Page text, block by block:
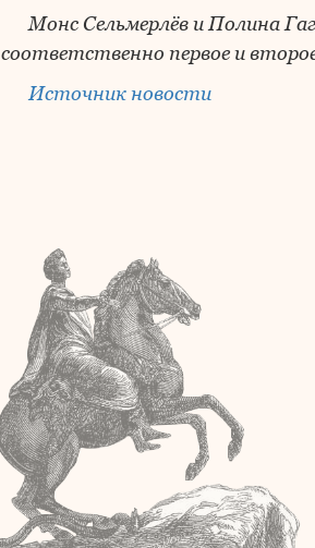
Монс Сельмерлёв и Полина
соответственно первое и
Источник новости